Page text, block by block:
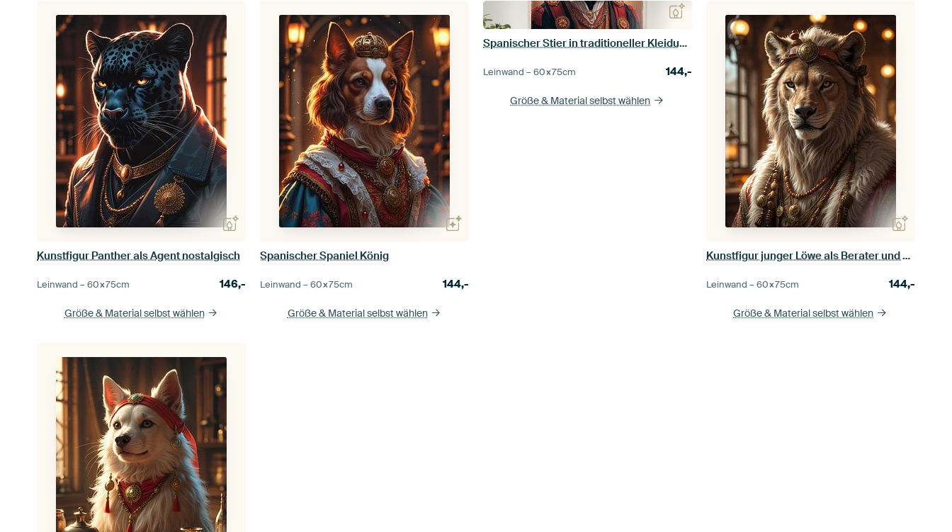
Kunstfigur Panther als Agent nostalgisch
Leinwand –60×75cm 146,-
Größe & Material selbst wählen
Spanischer Spaniel König
Leinwand –60×75cm 144,-
Größe & Material selbst wählen
Spanischer Stier in traditioneller Kleidung
Leinwand –60×75cm 144,-
Größe & Material selbst wählen
Kunstfigur junger Löwe als Berater und Bedachte
Leinwand –60×75cm 144,-
Größe & Material selbst wählen